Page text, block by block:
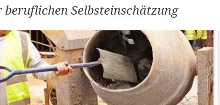
Lehrgänge
Integrationsmittler
beruflichen Selbsteinschätzung